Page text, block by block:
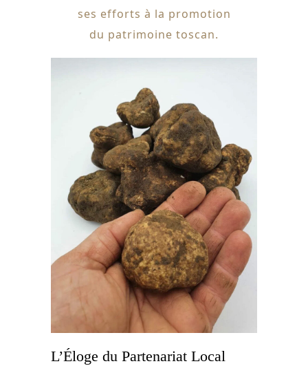
ses efforts à la promotion
du patrimoine toscan.
L’Éloge du Partenariat Local